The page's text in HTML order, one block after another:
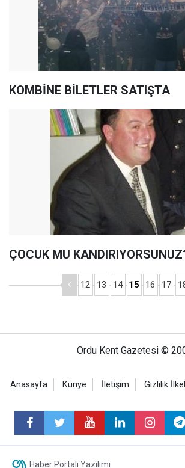
KOMBİNE BİLETLER SATIŞTA
ÇOCUK MU
12 13 14 15 16 17
Ordu Kent Gazetesi ©
Anasayfa Künye İletişim Gizlilik
Haber Portalı Yazılımı